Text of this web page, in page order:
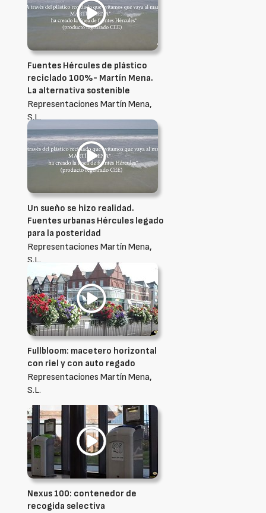
Fuentes Hércules de plástico
reciclado 100%- Martín Mena.
La alternativa sostenible
Representaciones Martín Mena,
S.L.
Un sueño se hizo realidad.
Fuentes urbanas Hércules legado
para la posteridad
Representaciones Martín Mena,
S.L.
Fullbloom: macetero horizontal
con riel y con auto regado
Representaciones Martín Mena,
S.L.
Nexus 100: contenedor de
recogida selectiva